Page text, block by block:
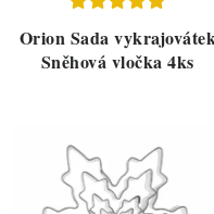
Orion Sada
Sněhová vločka 4ks